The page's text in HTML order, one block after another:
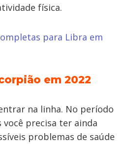
física.
para Libra em
em 2022
na linha. No período
você precisa ter ainda
problemas de saúde